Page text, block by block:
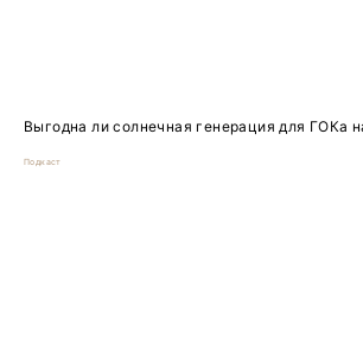
Выгодна ли солнечная генерация для ГОКа
Подкаст